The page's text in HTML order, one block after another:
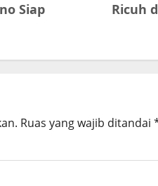
Siap
Ricuh
Ruas yang wajib ditandai